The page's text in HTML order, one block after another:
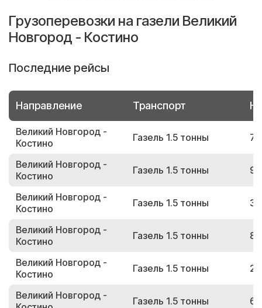
Грузоперевозки на газели Великий
Новгород - Костино
Последние рейсы
Направление Транспорт
Великий Новгород -
Костино
Газель 1.5 тонны
Великий Новгород -
Костино
Газель 1.5 тонны
Великий Новгород -
Костино
Газель 1.5 тонны
Великий Новгород -
Костино
Газель 1.5 тонны
Великий Новгород -
Костино
Газель 1.5 тонны
Великий Новгород -
Газель 1.5 тонны